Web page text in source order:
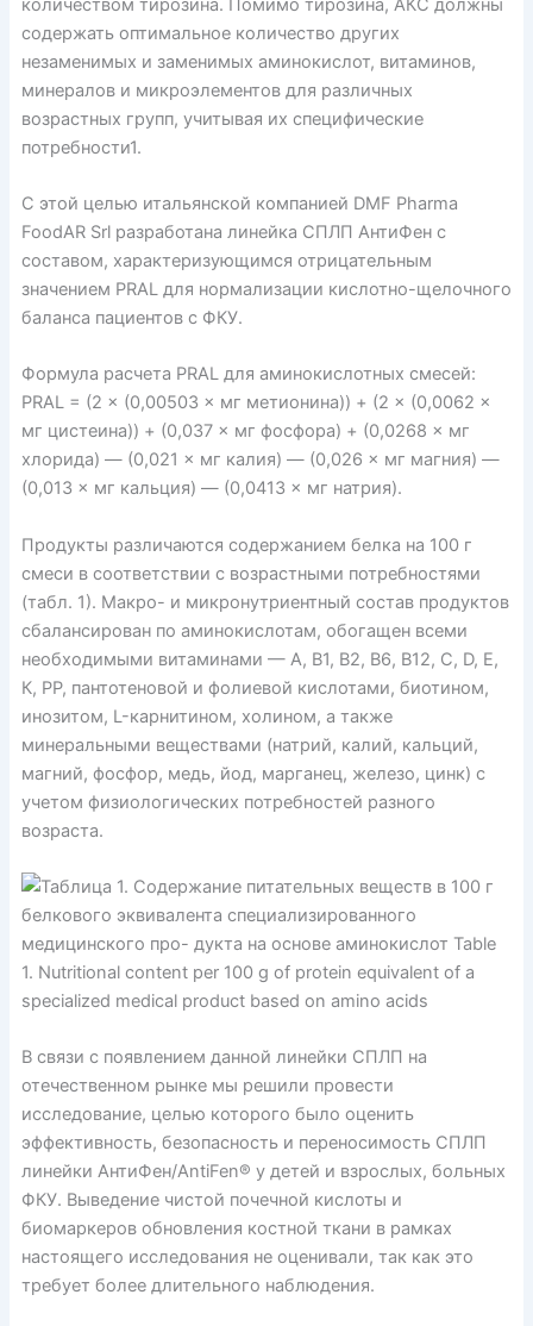
содержать оптимальное количество других
незаменимых и заменимых аминокислот, витаминов,
минералов и микроэлементов для различных
возрастных групп, учитывая их спе­ци­фические
потребности1.
С этой целью итальянской компанией DMF Pharma
FoodAR Srl разработана линейка СПЛП АнтиФен с
составом, характеризующимся отрицательным
значением PRAL для нормализации кислотно-щелочного
баланса пациентов с ФКУ.
Формула расчета PRAL для аминокислотных смесей:
PRAL = (2 × (0,00503 × мг метионина)) + (2 × (0,0062 ×
мг цистеина)) + (0,037 × мг фосфора) + (0,0268 × мг
хлорида) — (0,021 × мг калия) — (0,026 × мг магния) —
(0,013 × мг кальция) — (0,0413 × мг натрия).
Продукты различаются содержанием белка на 100 г
смеси в соответствии с возрастными потребностями
(табл. 1). Макро- и микронутриентный состав продуктов
сбалансирован по аминокислотам, обогащен всеми
необходимыми витаминами — А, В1, В2, В6, В12, С, D, Е,
К, РР, пантотеновой и фолиевой кислотами, биотином,
инозитом, L-карнитином, холином, а также
минеральными веществами (натрий, калий, кальций,
магний, фосфор, медь, йод, марганец, железо, цинк) с
учетом физиологических потребностей разного
возраста.
В связи с появлением данной линейки СПЛП на
отечественном рынке мы решили провести
исследование, целью которого было оценить
эффективность, без­опасность и переносимость СПЛП
линейки АнтиФен/AntiFen® у детей и взрослых, больных
ФКУ. Выведение чистой почечной кислоты и
биомаркеров обновления костной ткани в рамках
настоящего исследования не оценивали, так как это
требует более длительного наблюдения.